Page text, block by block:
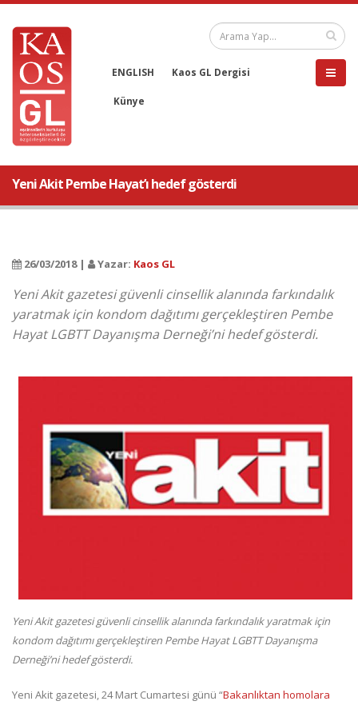
ENGLISH Kaos GL Dergisi
Künye
Yeni Akit Pembe Hayat’ı hedef gösterdi
26/03/2018 | Yazar: Kaos GL
Yeni Akit gazetesi güvenli cinsellik alanında farkındalık
yaratmak için kondom dağıtımı gerçekleştiren Pembe
Hayat LGBTT Dayanışma Derneği’ni hedef gösterdi.
Yeni Akit gazetesi güvenli cinsellik alanında farkındalık yaratmak için
kondom dağıtımı gerçekleştiren Pembe Hayat LGBTT Dayanışma
Derneği’ni hedef gösterdi.
Yeni Akit gazetesi, 24 Mart Cumartesi günü “Bakanlıktan homolara